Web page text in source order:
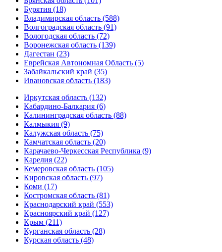
Бурятия (18)
Владимирская область (588)
Волгоградская область (91)
Вологодская область (72)
Воронежская область (139)
Дагестан (23)
Еврейская Автономная Область (5)
Забайкальский край (35)
Ивановская область (183)
Иркутская область (132)
Кабардино-Балкария (6)
Калининградская область (88)
Калмыкия (9)
Калужская область (75)
Камчатская область (20)
Карачаево-Черкесская Республика (9)
Карелия (22)
Кемеровская область (105)
Кировская область (97)
Коми (17)
Костромская область (81)
Краснодарский край (553)
Красноярский край (127)
Крым (211)
Курганская область (28)
Курская область (48)